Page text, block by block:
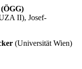
(ÖGG)
II), Josef-
(Universität Wien)